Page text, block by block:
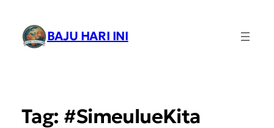
BAJU HARI INI
Tag: #SimeulueKita